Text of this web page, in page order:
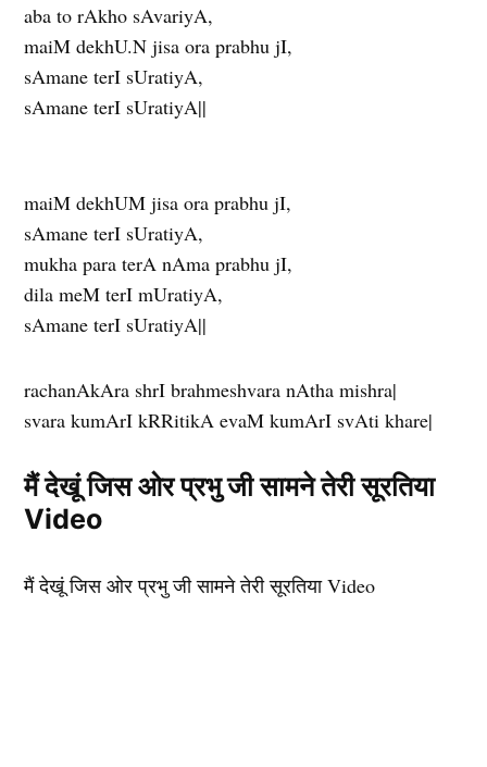
aba to rAkho sAvariyA,
maiM dekhU.N jisa ora prabhu jI,
sAmane terI sUratiyA,
sAmane terI sUratiyA||
maiM dekhUM jisa ora prabhu jI,
sAmane terI sUratiyA,
mukha para terA nAma prabhu jI,
dila meM terI mUratiyA,
sAmane terI sUratiyA||
rachanAkAra shrI brahmeshvara nAtha mishra|
svara kumArI kRRitikA evaM kumArI svAti khare|
मैं देखूं जिस ओर प्रभु जी सामने तेरी सूरतिया
Video
मैं देखूं जिस ओर प्रभु जी सामने तेरी सूरतिया Video